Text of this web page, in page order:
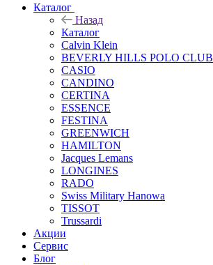
Каталог
Назад
Каталог
Calvin Klein
BEVERLY HILLS POLO CLUB
CASIO
CANDINO
CERTINA
ESSENCE
FESTINA
GREENWICH
HAMILTON
Jacques Lemans
LONGINES
RADO
Swiss Military Hanowa
TISSOT
Trussardi
Акции
Сервис
Блог